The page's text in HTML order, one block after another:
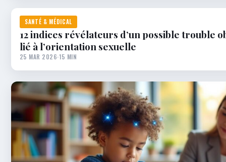
SANTÉ & MÉDICAL
12 indices révélateurs d’un possible trouble
lié à l’orientation sexuelle
25 MAR 2026·15 MIN